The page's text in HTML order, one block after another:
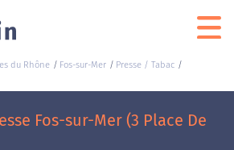
du Rhône Fos-sur-Mer
Presse / Tabac
Fos-sur-Mer (3 Place De